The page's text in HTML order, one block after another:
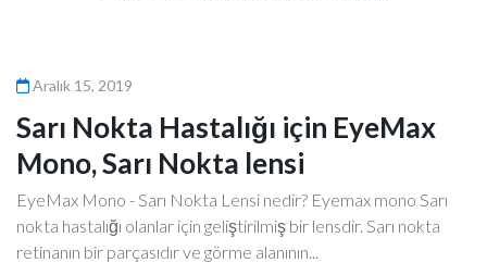
Aralık 15, 2019
Sarı Nokta Hastalığı için EyeMax
Mono, Sarı Nokta lensi
EyeMax Mono - Sarı Nokta Lensi nedir? Eyemax mono Sarı
nokta hastalığı olanlar için geliştirilmiş bir lensdir. Sarı nokta
retinanın bir parçasıdır ve görme alanının...